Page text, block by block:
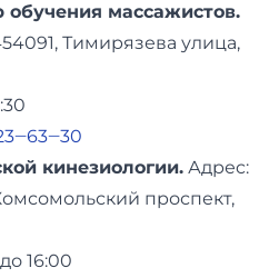
обучения массажистов.
Тимирязева улица,
кинезиологии. Адреc:
проспект,
16:00